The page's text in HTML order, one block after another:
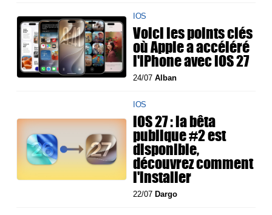
IOS
Voici les points clés
où Apple a accéléré
l'iPhone avec iOS 27
24/07Alban
IOS
iOS 27 : la bêta
publique #2 est
disponible,
découvrez comment
l'installer
22/07 Dargo